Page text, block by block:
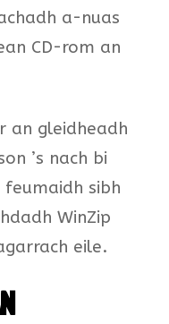
a-nuas
CD-rom an
an gleidheadh
’s nach bi
feumaidh sibh
WinZip
eile.